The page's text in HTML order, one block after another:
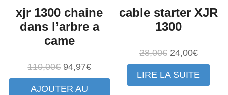
xjr 1300 chaine
dans l’arbre a
came
110,00€ Le
prix
94,97€Le
prix
AJOUTER AU
cable starter XJR
1300
28,00€ Le
prix
initial
24,00€Le
prix
actuel
LIRE LA SUITE